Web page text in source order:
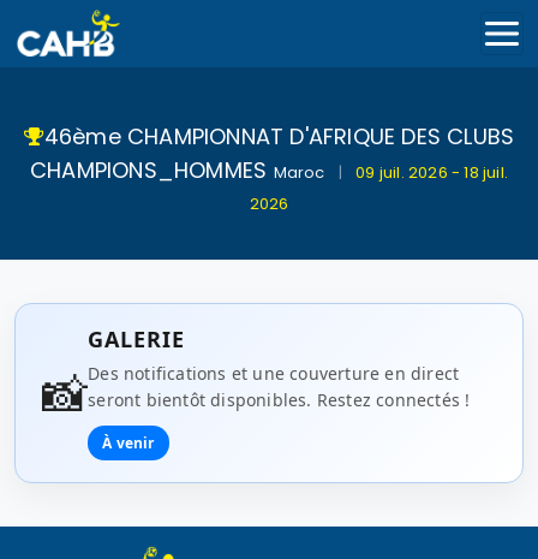
46ème CHAMPIONNAT D'AFRIQUE DES CLUBS
CHAMPIONS_HOMMES Maroc |
09 juil. 2026 - 18 juil.
2026
📸
GALERIE
Des notifications et une couverture en direct
seront bientôt disponibles. Restez connectés !
À venir